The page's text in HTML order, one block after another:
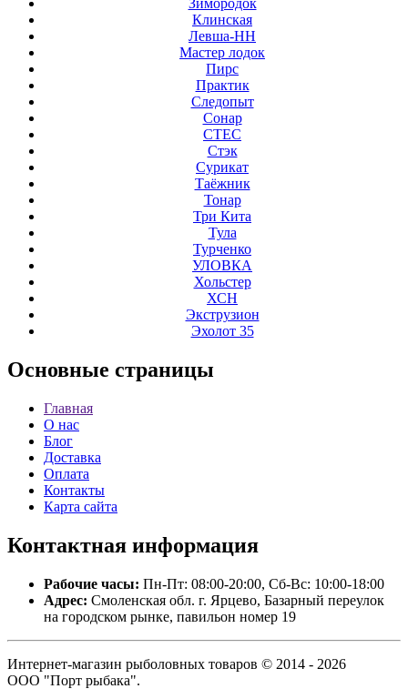
Зимородок
Клинская
Левша-НН
Мастер лодок
Пирс
Практик
Следопыт
Сонар
СТЕС
Стэк
Сурикат
Таёжник
Тонар
Три Кита
Тула
Турченко
УЛОВКА
Хольстер
ХСН
Экструзион
Эхолот 35
Основные страницы
Главная
О нас
Блог
Доставка
Оплата
Контакты
Карта сайта
Контактная информация
Рабочие часы: Пн-Пт: 08:00-20:00, Сб-Вс: 10:00-18:00
Адрес: Смоленская обл. г. Ярцево, Базарный переулок
на городском рынке, павильон номер 19
Интернет-магазин рыболовных товаров © 2014 - 2026
ООО "Порт рыбака".